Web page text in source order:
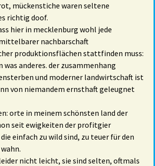
mückenstiche waren seltene
richtig doof.
hier in mecklenburg wohl jede
nachbarschaft
produktionsflächen stattfinden muss:
was anderes. der zusammenhang
und moderner landwirtschaft ist
von niemandem ernsthaft geleugnet
orte in meinem schönsten land der
seit ewigkeiten der profitgier
einfach zu wild sind, zu teuer für den
nicht leicht, sie sind selten, oftmals